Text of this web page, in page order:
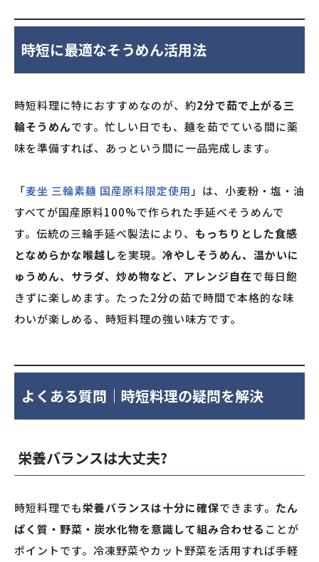
時短に最適なそうめん活用法
時短料理に特におすすめなのが、約2分で茹で上がる三
輪そうめんです。忙しい日でも、麺を茹でている間に薬
味を準備すれば、あっという間に一品完成します。
「麦坐 三輪素麺 国産原料限定使用」は、小麦粉・塩・油
すべてが国産原料100%で作られた手延べそうめんで
す。伝統の三輪手延べ製法により、 もっちりとした食感
となめらかな喉越しを実現。 冷やしそうめん、温かいに
ゅうめん、サラダ、炒め物など、アレンジ自在で毎日飽
きずに楽しめます。たった2分の茹で時間で本格的な味
わいが楽しめる、時短料理の強い味方です。
よくある質問｜時短料理の疑問を解決
栄養バランスは大丈夫?
時短料理でも栄養バランスは十分に確保できます。 たん
ぱく質・野菜・炭水化物を意識して組み合わせる ことが
ポイントです。冷凍野菜やカット野菜を活用すれば手軽